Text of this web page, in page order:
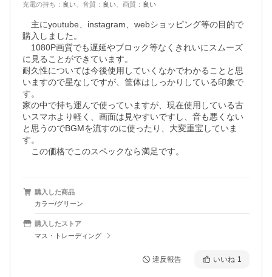
充電の持ち ： 良い 音質 ： 良い 画質 ： 良い
主にyoutube、instagram、webショッピング等の目的で
購入しました。
1080P画質でも遅延やブロック等なくきれいにスムーズ
に見ることができています。
耐久性については今後使用していくなかでわかることと思
いますので星なしですが、筐体はしっかりしている印象で
す。
家の中で持ち運んで使っていますが、現在使用している古
いスマホより軽く、画面は見やすいですし、音も悪くない
と思うのでBGMを流すのに使ったり、大変重宝していま
す。
この価格でこのスペックなら満足です。
購入した商品
カラー/グリーン
購入したストア
マス・トレーディング
違反報告 いいね 1